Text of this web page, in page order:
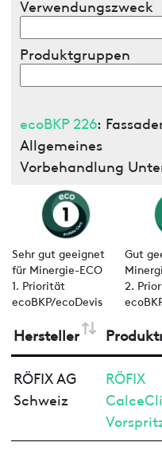
Verwendungszweck
Produktgruppen
ecoBKP 226:
Allgemeines
Vorbehandlung
Sehr gut geeignet
für Minergie-ECO
1. Priorität
ecoBKP/ecoDevis
Gut
2.
Hersteller
RÖFIX AG
Schweiz
RÖFIX